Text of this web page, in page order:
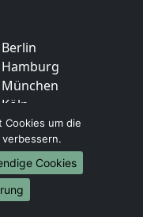
am Main
Stuttgart
Düsseldorf
um die
Cookies